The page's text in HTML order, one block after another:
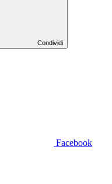
Condividi
Facebook